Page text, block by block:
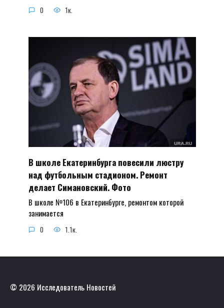
0 1к.
В школе Екатеринбурга повесили люстру
над футбольным стадионом. Ремонт
делает Симановский. Фото
В школе №106 в Екатеринбурге, ремонтом которой
занимается
0 1.1к.
© 2026 Исследователь Новостей